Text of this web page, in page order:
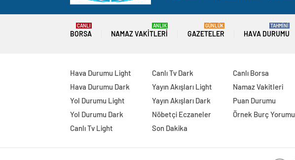
BORSA
CANLI
NAMAZ VAKITLERI
ANLIK
GAZETELER
GÜNLÜK
HAVA DURUMU
TAHMİNİ
Hava Durumu Light
Hava Durumu Dark
Yol Durumu Light
Yol Durumu Dark
Canlı Tv Light
Canlı Tv Dark
Yayın Akışları Light
Yayın Akışları Dark
Nöbetçi Eczaneler
Son Dakika
Canlı Borsa
Namaz Vakitleri
Puan Durumu
Örnek Burç Yorumu